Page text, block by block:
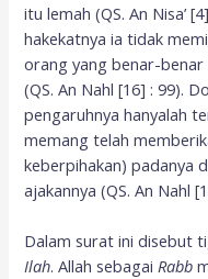
itu lemah (QS. An Nisa’
hakekatnya ia tidak
orang yang benar-
(QS. An Nahl [16] : 99).
pengaruhnya hanyalah
memang telah
keberpihakan) padanya
ajakannya (QS. An Nahl
Dalam surat ini disebut
Ilah. Allah sebagaiRabb